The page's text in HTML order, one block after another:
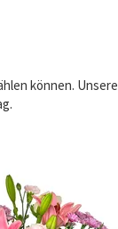
können. Unsere